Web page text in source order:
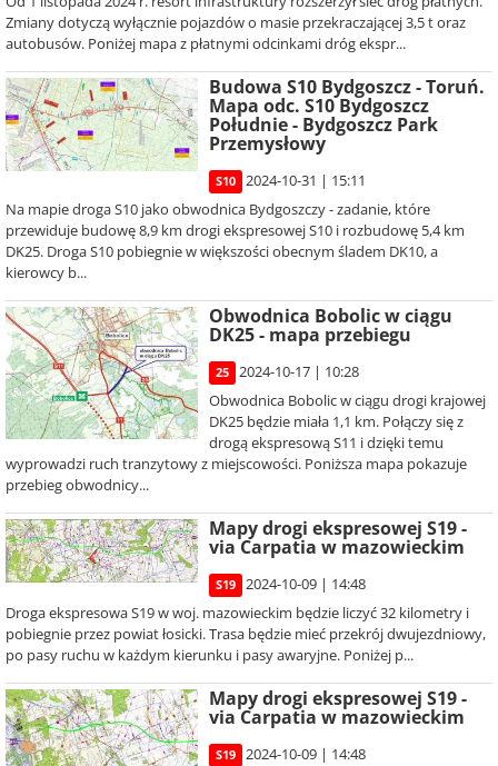
Zmiany dotyczą wyłącznie pojazdów o masie przekraczającej 3,5 t oraz
autobusów. Poniżej mapa z płatnymi odcinkami dróg ekspr...
Budowa S10 Bydgoszcz - Toruń.
Mapa odc. S10 Bydgoszcz
Południe - Bydgoszcz Park
Przemysłowy
S10
2024-10-31 | 15:11
Na mapie droga S10 jako obwodnica Bydgoszczy - zadanie, które
przewiduje budowę 8,9 km drogi ekspresowej S10 i rozbudowę 5,4 km
DK25. Droga S10 pobiegnie w większości obecnym śladem DK10, a
kierowcy b...
Obwodnica Bobolic w ciągu
DK25 - mapa przebiegu
25
2024-10-17 | 10:28
Obwodnica Bobolic w ciągu drogi krajowej
DK25 będzie miała 1,1 km. Połączy się z
drogą ekspresową S11 i dzięki temu
wyprowadzi ruch tranzytowy z miejscowości. Poniższa mapa pokazuje
przebieg obwodnicy...
Mapy drogi ekspresowej S19 -
via Carpatia w mazowieckim
S19
2024-10-09 | 14:48
Droga ekspresowa S19 w woj. mazowieckim będzie liczyć 32 kilometry i
pobiegnie przez powiat łosicki. Trasa będzie mieć przekrój dwujezdniowy,
po pasy ruchu w każdym kierunku i pasy awaryjne. Poniżej p...
Mapy drogi ekspresowej S19 -
via Carpatia w mazowieckim
S19
2024-10-09 | 14:48